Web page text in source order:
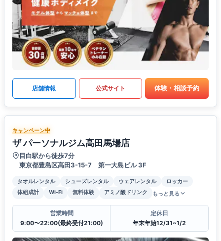
店舗情報 公式サイト 体験・相談予約
キャンペーン中
ザ パーソナルジム高田馬場店
目白駅から徒歩7分
東京都豊島区高田3-15-7 第一大島ビル 3F
タオルレンタル シューズレンタル ウェアレンタル
ロッカー
体組成計
Wi-Fi 無料体験 アミノ酸ドリンク もっと見る
営業時間
9:00〜22:00(最終受付21:00)
定休日
年末年始12/31~1/2